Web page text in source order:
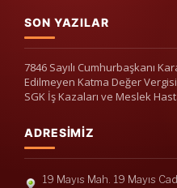
SON YAZILAR
7846 Sayılı Cumhurbaşkanı
Edilmeyen Katma Değer
SGK İş Kazaları ve Meslek
ADRESIMIZ
19 Mayıs Mah. 19 Mayıs